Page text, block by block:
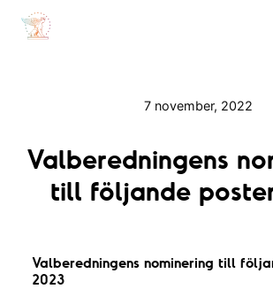
7 november, 2022
Valberedningens
till följande
Valberedningens nominering till
2023